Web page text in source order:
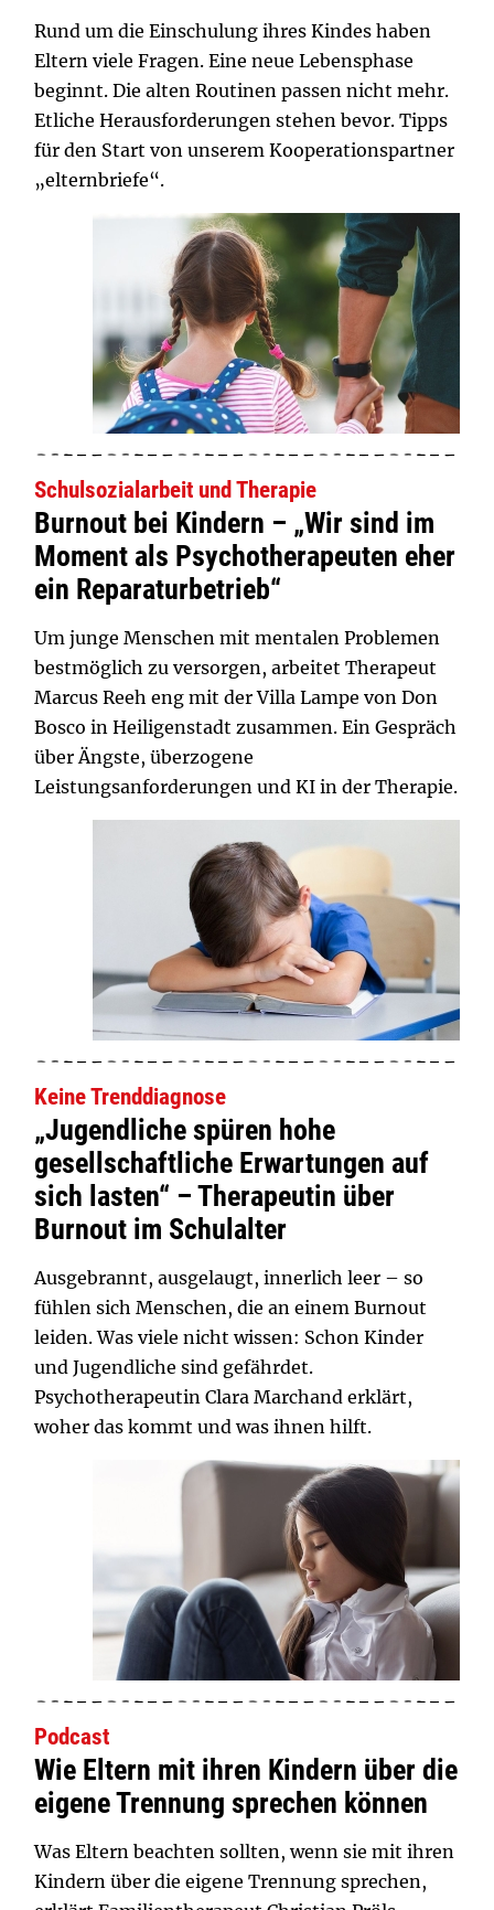
Rund um die Einschulung ihres Kindes haben
Eltern viele Fragen. Eine neue Lebensphase
beginnt. Die alten Routinen passen nicht mehr.
Etliche Herausforderungen stehen bevor. Tipps
für den Start von unserem Kooperationspartner
„elternbriefe“.
Schulsozialarbeit und Therapie
Burnout bei Kindern – „Wir sind im
Moment als Psychotherapeuten eher
ein Reparaturbetrieb“
Um junge Menschen mit mentalen Problemen
bestmöglich zu versorgen, arbeitet Therapeut
Marcus Reeh eng mit der Villa Lampe von Don
Bosco in Heiligenstadt zusammen. Ein Gespräch
über Ängste, überzogene
Leistungsanforderungen und KI in der Therapie.
Keine Trenddiagnose
„Jugendliche spüren hohe
gesellschaftliche Erwartungen auf
sich lasten“ – Therapeutin über
Burnout im Schulalter
Ausgebrannt, ausgelaugt, innerlich leer – so
fühlen sich Menschen, die an einem Burnout
leiden. Was viele nicht wissen: Schon Kinder
und Jugendliche sind gefährdet.
Psychotherapeutin Clara Marchand erklärt,
woher das kommt und was ihnen hilft.
Podcast
Wie Eltern mit ihren Kindern über die
eigene Trennung sprechen können
Was Eltern beachten sollten, wenn sie mit ihren
Kindern über die eigene Trennung sprechen,